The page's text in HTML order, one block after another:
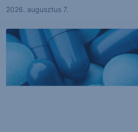
2026. augusztus 7.